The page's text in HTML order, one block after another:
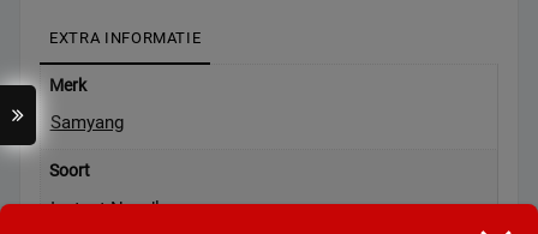
EXTRA INFORMATIE
Merk
Samyang
Soort
Instant Noodles